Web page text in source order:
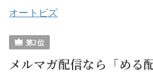
オートビズ
メルマガ配信なら「める